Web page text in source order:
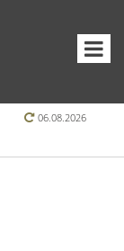
06.08.2026